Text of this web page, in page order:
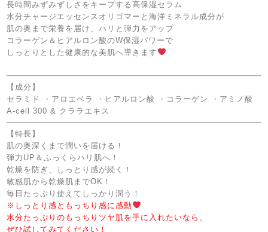
長時間みずみずしさをキープする高保湿セラム
水分チャージエッセンスオリゴマーと海洋ミネラル成分が
肌の奥まで栄養を届け、ハリと弾力をアップ
コラーゲン＆ヒアルロン酸のW保湿パワーで
しっとりとした健康的な美肌へ導きます
【成分】
セラミド ・アロエベラ ・ヒアルロン酸 ・コラーゲン ・アミノ酸
A-cell 300 & クララエキス
【特長】
肌の奥深くまで潤いを届ける！
弾力UP＆ふっくらハリ肌へ！
乾燥を防ぎ、しっとり感が続く！
敏感肌から乾燥肌までOK！
毎日たっぷり使えてしっかり潤う！
※しっとり感ともっちり感に感動
水分たっぷりのもっちりツヤ肌を手に入れたいなら、
ぜひ試してみてください！